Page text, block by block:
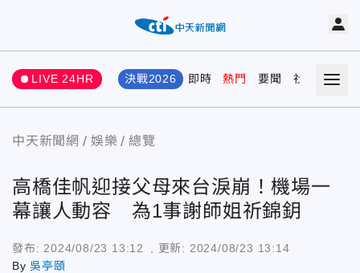
LIVE 24HR 決戰2026 即時 熱門 要聞 社會 娛樂
中天新聞網 娛樂 總覽
高橋佳帆迎接父母來台淚崩！機場一
幕讓人動容 為1事謝師姐祈錦鈅
發布: 2024/08/23 13:12 , 更新: 2024/08/23 13:14
By吳亭頤